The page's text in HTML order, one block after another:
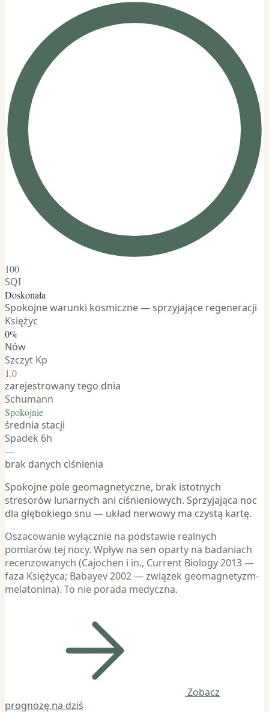
100
SQI
Doskonała
Spokojne warunki kosmiczne — sprzyjające regeneracji
Księżyc
0%
Nów
Szczyt Kp
1.0
zarejestrowany tego dnia
Schumann
Spokojnie
średnia stacji
Spadek 6h
—
brak danych ciśnienia
Spokojne pole geomagnetyczne, brak istotnych
stresorów lunarnych ani ciśnieniowych. Sprzyjająca noc
dla głębokiego snu — układ nerwowy ma czystą kartę.
Oszacowanie wyłącznie na podstawie realnych
pomiarów tej nocy. Wpływ na sen oparty na badaniach
recenzowanych (Cajochen i in., Current Biology 2013 —
faza Księżyca; Babayev 2002 — związek geomagnetyzm-
melatonina). To nie porada medyczna.
Zobacz
prognozę na dziś